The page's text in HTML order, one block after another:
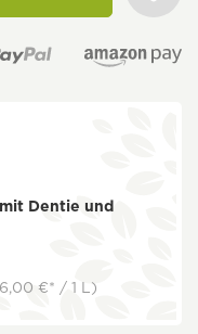
Dentie und
€* / 1 L)